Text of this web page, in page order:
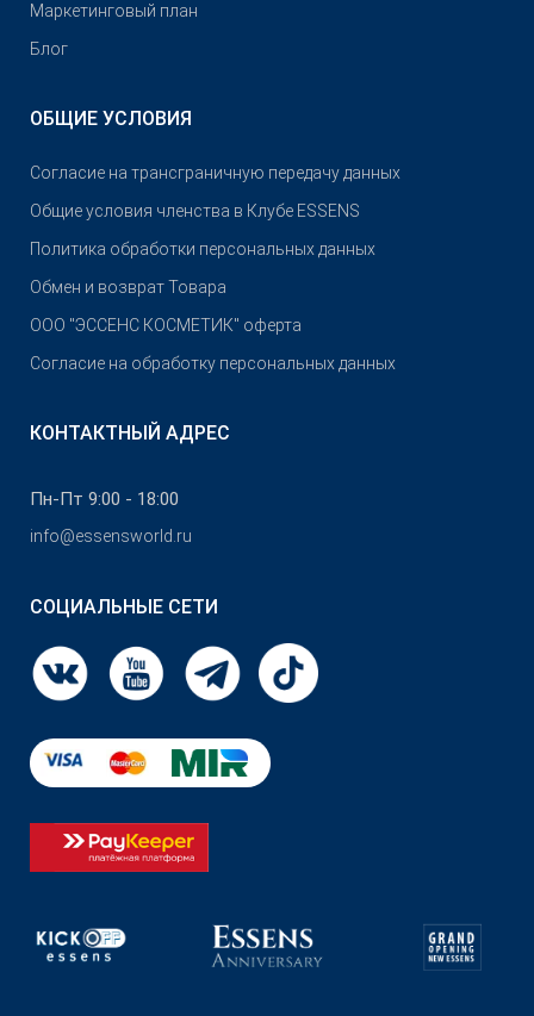
Маркетинговый план
Блог
ОБЩИЕ УСЛОВИЯ
Согласие на трансграничную передачу данных
Общие условия членства в Клубе ESSENS
Политика обработки персональных данных
Обмен и возврат Товара
OOO "ЭССЕНС КОСМЕТИК" оферта
Согласие на обработку персональных данных
КОНТАКТНЫЙ АДРЕС
Пн-Пт 9:00 - 18:00
info@essensworld.ru
СОЦИАЛЬНЫЕ СЕТИ